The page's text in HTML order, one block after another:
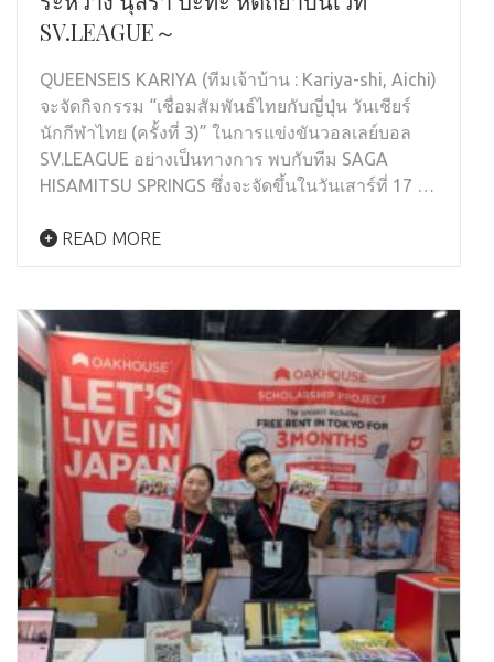
SV.LEAGUE～
QUEENSEIS KARIYA (ทีมเจ้าบ้าน : Kariya-shi, Aichi)
จะจัดกิจกรรม “เชื่อมสัมพันธ์ไทยกับญี่ปุ่น วันเชียร์
นักกีฬาไทย (ครั้งที่ 3)” ในการแข่งขันวอลเลย์บอล
SV.LEAGUE อย่างเป็นทางการ พบกับทีม SAGA
HISAMITSU SPRINGS ซึ่งจะจัดขึ้นในวันเสาร์ที่ 17 …
READ MORE